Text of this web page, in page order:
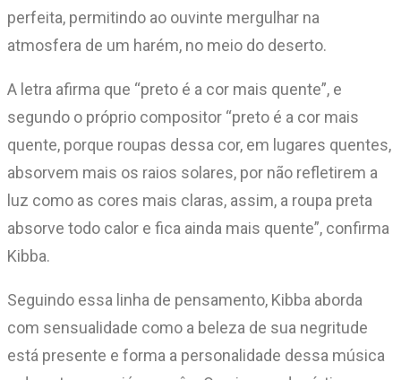
perfeita, permitindo ao ouvinte mergulhar na
atmosfera de um harém, no meio do deserto.
A letra afirma que “preto é a cor mais quente”, e
segundo o próprio compositor “preto é a cor mais
quente, porque roupas dessa cor, em lugares quentes,
absorvem mais os raios solares, por não refletirem a
luz como as cores mais claras, assim, a roupa preta
absorve todo calor e fica ainda mais quente”, confirma
Kibba.
Seguindo essa linha de pensamento, Kibba aborda
com sensualidade como a beleza de sua negritude
está presente e forma a personalidade dessa música